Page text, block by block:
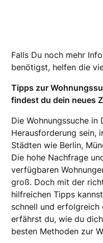
Falls Du noch mehr
benötigst, helfen die
Tipps zur
findest du dein neues
Die Wohnungssuche
Herausforderung sein,
Städten wie Berlin,
Die hohe Nachfrage
verfügbaren
groß. Doch mit der
hilfreichen Tipps
schnell und erfolgreich
erfährst du, wie du
besten Methoden zur